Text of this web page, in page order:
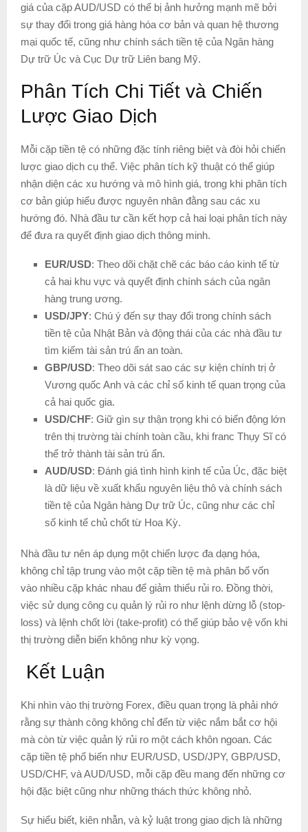
giá của cặp AUD/USD có thể bị ảnh hưởng mạnh mẽ bởi
sự thay đổi trong giá hàng hóa cơ bản và quan hệ thương
mại quốc tế, cũng như chính sách tiền tệ của Ngân hàng
Dự trữ Úc và Cục Dự trữ Liên bang Mỹ.
Phân Tích Chi Tiết và Chiến
Lược Giao Dịch
Mỗi cặp tiền tệ có những đặc tính riêng biệt và đòi hỏi chiến
lược giao dịch cụ thể. Việc phân tích kỹ thuật có thể giúp
nhận diện các xu hướng và mô hình giá, trong khi phân tích
cơ bản giúp hiểu được nguyên nhân đằng sau các xu
hướng đó. Nhà đầu tư cần kết hợp cả hai loại phân tích này
để đưa ra quyết định giao dịch thông minh.
EUR/USD: Theo dõi chặt chẽ các báo cáo kinh tế từ
cả hai khu vực và quyết định chính sách của ngân
hàng trung ương.
USD/JPY: Chú ý đến sự thay đổi trong chính sách
tiền tệ của Nhật Bản và động thái của các nhà đầu tư
tìm kiếm tài sản trú ẩn an toàn.
GBP/USD: Theo dõi sát sao các sự kiện chính trị ở
Vương quốc Anh và các chỉ số kinh tế quan trọng của
cả hai quốc gia.
USD/CHF: Giữ gìn sự thận trọng khi có biến động lớn
trên thị trường tài chính toàn cầu, khi franc Thụy Sĩ có
thể trở thành tài sản trú ẩn.
AUD/USD: Đánh giá tình hình kinh tế của Úc, đặc biệt
là dữ liệu về xuất khẩu nguyên liệu thô và chính sách
tiền tệ của Ngân hàng Dự trữ Úc, cũng như các chỉ
số kinh tế chủ chốt từ Hoa Kỳ.
Nhà đầu tư nên áp dụng một chiến lược đa dạng hóa,
không chỉ tập trung vào một cặp tiền tệ mà phân bổ vốn
vào nhiều cặp khác nhau để giảm thiểu rủi ro. Đồng thời,
việc sử dụng công cụ quản lý rủi ro như lệnh dừng lỗ (stop-
loss) và lệnh chốt lời (take-profit) có thể giúp bảo vệ vốn khi
thị trường diễn biến không như kỳ vọng.
Kết Luận
Khi nhìn vào thị trường Forex, điều quan trọng là phải nhớ
rằng sự thành công không chỉ đến từ việc nắm bắt cơ hội
mà còn từ việc quản lý rủi ro một cách khôn ngoan. Các
cặp tiền tệ phổ biến như EUR/USD, USD/JPY, GBP/USD,
USD/CHF, và AUD/USD, mỗi cặp đều mang đến những cơ
hội đặc biệt cũng như những thách thức không nhỏ.
Sự hiểu biết, kiên nhẫn, và kỷ luật trong giao dịch là những